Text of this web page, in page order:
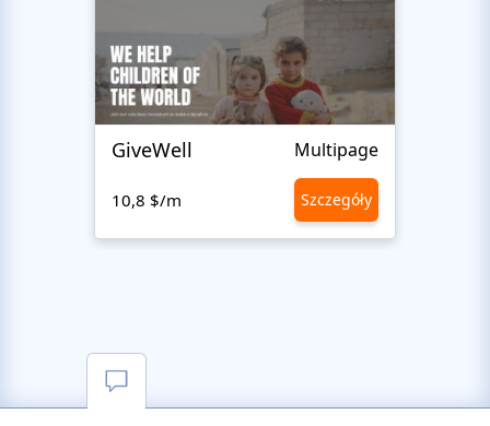
GiveWell Multipage
10,8 $/m Szczegóły